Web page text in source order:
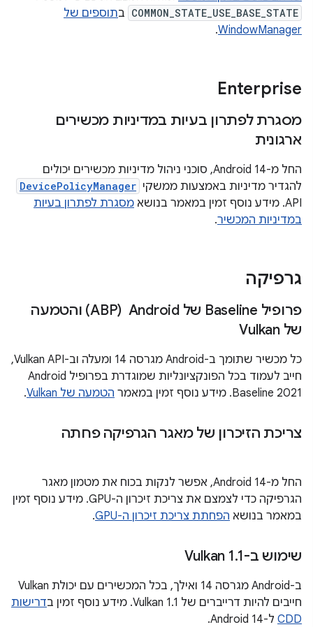
COMMON_STATE_USE_BASE_STATE בתוספים של
WindowManager
.
Enterprise
מסגרת לפתרון בעיות במדיניות מכשירים
ארגונית
החל מ-Android 14, סוכני ניהול מדיניות מכשירים יכולים
להגדיר מדיניות באמצעות ממשקי DevicePolicyManager
API. מידע נוסף זמין במאמר בנושא
מסגרת לפתרון בעיות
במדיניות המכשיר.
גרפיקה
פרופיל Baseline של Android ‏ (ABP) והטמעה
של Vulkan
כל מכשיר שתומך ב-Android מגרסה 14 ומעלה וב-Vulkan API,
חייב לעמוד בכל הפונקציונליות שמוגדרת בפרופיל Android
Baseline 2021. מידע נוסף זמין במאמר
הטמעה של Vulkan .
צריכת הזיכרון של מאגר הגרפיקה פחתה
החל מ-Android 14, אפשר לנקות בכוח את מטמון מאגר
הגרפיקה כדי לצמצם את צריכת זיכרון ה-GPU. מידע נוסף זמין
במאמר בנושא הפחתת צריכת זיכרון ה-GPU .
שימוש ב-Vulkan 1 .1
ב-Android מגרסה 14 ואילך, בכל המכשירים עם יכולת Vulkan
חייבים להיות דרייברים של Vulkan 1.1. מידע נוסף זמין ב
דרישות
CDDל-Android 14.